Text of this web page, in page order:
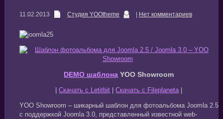
11.02.2013 Студия YOOtheme Нет комментариев
DEMO шаблона YOO Showroom
|Скачать с Letitbit |Скачать с Fileplaneta|
YOO Showroom – шикарный шаблон для фотоальбома Joomla 2.5
с поддержкой Joomla 3.0, представленный известной web-